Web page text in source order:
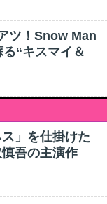
ツ！Snow Man
“キスマイ＆
」を仕掛けた
吾の主演作